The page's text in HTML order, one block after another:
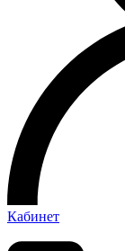
Кабинет